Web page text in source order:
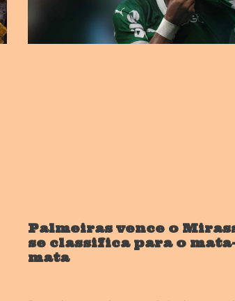
Palmeiras vence o
se classifica para o
mata